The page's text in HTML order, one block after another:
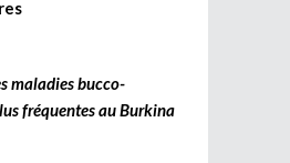
maladies bucco-
fréquentes au Burkina